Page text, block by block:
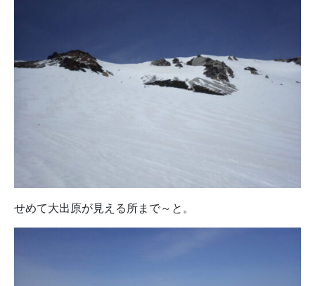
せめて大出原が見える所まで～と。